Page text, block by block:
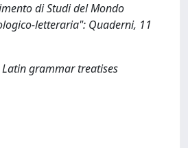
di Studi del Mondo
letteraria": Quaderni, 11
Latin grammar treatises